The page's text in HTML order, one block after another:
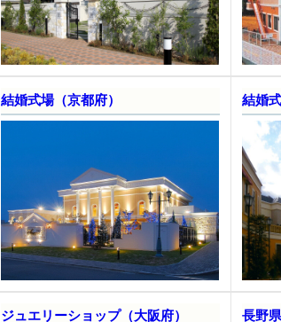
結婚式場（京都府） 結婚
ジュエリーショップ（大阪府） 長野